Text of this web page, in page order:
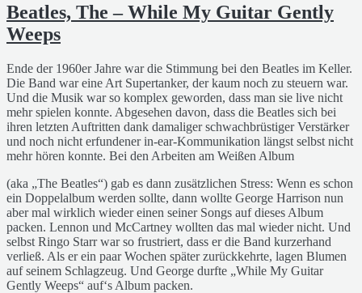
Beatles, The – While My Guitar Gently
Weeps
Ende der 1960er Jahre war die Stimmung bei den Beatles im Keller.
Die Band war eine Art Supertanker, der kaum noch zu steuern war.
Und die Musik war so komplex geworden, dass man sie live nicht
mehr spielen konnte. Abgesehen davon, dass die Beatles sich bei
ihren letzten Auftritten dank damaliger schwachbrüstiger Verstärker
und noch nicht erfundener in-ear-Kommunikation längst selbst nicht
mehr hören konnte. Bei den Arbeiten am Weißen Album
(aka „The Beatles“) gab es dann zusätzlichen Stress: Wenn es schon
ein Doppelalbum werden sollte, dann wollte George Harrison nun
aber mal wirklich wieder einen seiner Songs auf dieses Album
packen. Lennon und McCartney wollten das mal wieder nicht. Und
selbst Ringo Starr war so frustriert, dass er die Band kurzerhand
verließ. Als er ein paar Wochen später zurückkehrte, lagen Blumen
auf seinem Schlagzeug. Und George durfte „While My Guitar
Gently Weeps“ auf‘s Album packen.